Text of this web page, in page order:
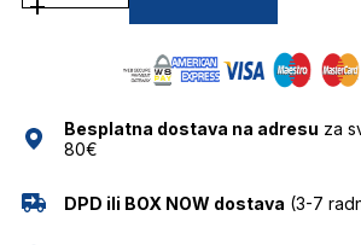
BULGET
Besplatna dostava na adresu za
80€
DPD ili BOX NOW dostava (3-7